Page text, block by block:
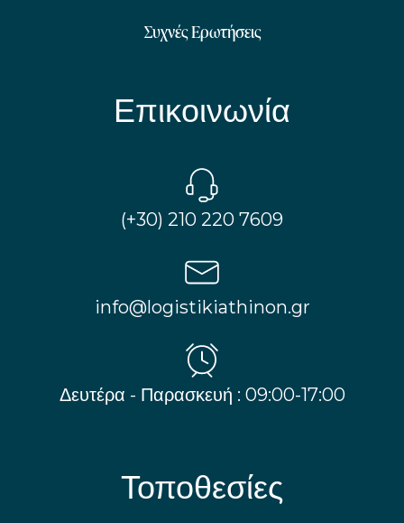
Συχνές Ερωτήσεις
Επικοινωνία
(+30) 210 220 7609
info@logistikiathinon.gr
Δευτέρα - Παρασκευή : 09:00-17:00
Τοποθεσίες